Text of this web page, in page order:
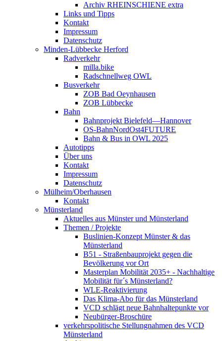
Archiv RHEINSCHIENE extra
Links und Tipps
Kontakt
Impressum
Datenschutz
Minden-Lübbecke Herford
Radverkehr
milla.bike
Radschnellweg OWL
Busverkehr
ZOB Bad Oeynhausen
ZOB Lübbecke
Bahn
Bahnprojekt Bielefeld—Hannover
OS-BahnNordOst4FUTURE
Bahn & Bus in OWL 2025
Autotipps
Über uns
Kontakt
Impressum
Datenschutz
Mülheim/Oberhausen
Kontakt
Münsterland
Aktuelles aus Münster und Münsterland
Themen / Projekte
Buslinien-Konzept Münster & das
Münsterland
B51 - Straßenbauprojekt gegen die
Bevölkerung vor Ort
Masterplan Mobilität 2035+ - Nachhaltige
Mobilität für´s Münsterland?
WLE-Reaktivierung
Das Klima-Abo für das Münsterland
VCD schlägt neue Bahnhaltepunkte vor
Neubürger-Broschüre
verkehrspolitische Stellungnahmen des VCD
Münsterland